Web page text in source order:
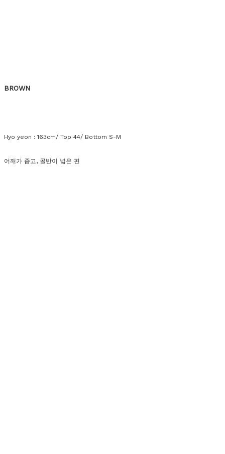
BROWN
Hyo yeon : 163cm/ Top 44/ Bottom S-M
어깨가 좁고, 골반이 넓은 편